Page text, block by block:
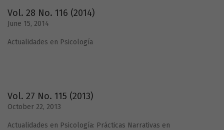
Vol. 28 No. 116 (2014)
June 15, 2014
Actualidades en Psicología
Vol. 27 No. 115 (2013)
October 22, 2013
Actualidades en Psicología: Prácticas Narrativas en